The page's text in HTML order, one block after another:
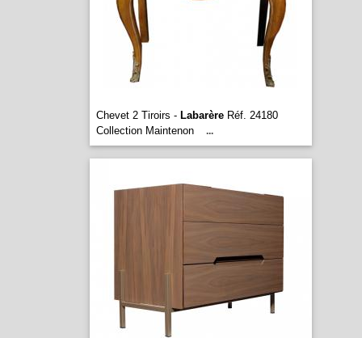
Chevet 2 Tiroirs - LabarèreRéf. 24180
Collection Maintenon
...